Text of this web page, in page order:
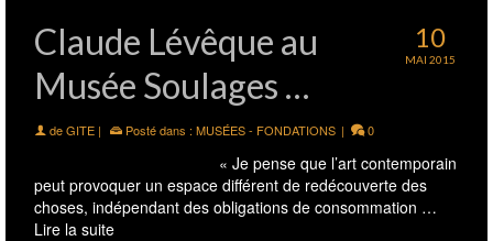
10
MAI 2015
Claude Lévêque au
Musée Soulages …
deGITE | Posté dans : MUSÉES - FONDATIONS | 0
« Je pense que l’art contemporain
peut provoquer un espace différent de redécouverte des
choses, indépendant des obligations de consommation …
Lire la suite